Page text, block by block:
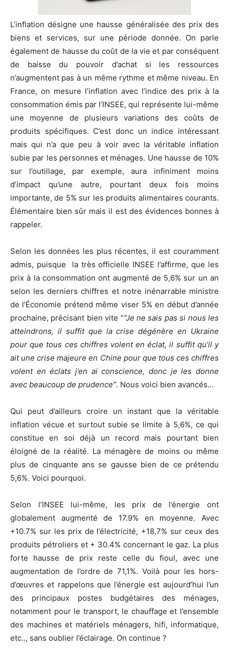
L’inflation désigne une hausse généralisée des prix des
biens et services, sur une période donnée. On parle
également de hausse du coût de la vie et par conséquent
de baisse du pouvoir d’achat si les ressources
n’augmentent pas à un même rythme et même niveau. En
France, on mesure l’inflation avec l’indice des prix à la
consommation émis par l’INSEE, qui représente lui-même
une moyenne de plusieurs variations des coûts de
produits spécifiques. C’est donc un indice intéressant
mais qui n’a que peu à voir avec la véritable inflation
subie par les personnes et ménages. Une hausse de 10%
sur l’outillage, par exemple, aura infiniment moins
d’impact qu’une autre, pourtant deux fois moins
importante, de 5% sur les produits alimentaires courants.
Élémentaire bien sûr mais il est des évidences bonnes à
rappeler.
Selon les données les plus récentes, il est couramment
admis, puisque la très officielle INSEE l’affirme, que les
prix à la consommation ont augmenté de 5,6% sur un an
selon les derniers chiffres et notre inénarrable ministre
de l’Économie prétend même viser 5% en début d’année
prochaine, précisant bien vite ““Je ne sais pas si nous les
atteindrons, il suffit que la crise dégénère en Ukraine
pour que tous ces chiffres volent en éclat, il suffit qu’il y
ait une crise majeure en Chine pour que tous ces chiffres
volent en éclats j’en ai conscience, donc je les donne
avec beaucoup de prudence”. Nous voici bien avancés…
Qui peut d’ailleurs croire un instant que la véritable
inflation vécue et surtout subie se limite à 5,6%, ce qui
constitue en soi déjà un record mais pourtant bien
éloigné de la réalité. La ménagère de moins ou même
plus de cinquante ans se gausse bien de ce prétendu
5,6%. Voici pourquoi.
Selon l’INSEE lui-même, les prix de l’énergie ont
globalement augmenté de 17.9% en moyenne. Avec
+10.7% sur les prix de l’électricité, +18.7% sur ceux des
produits pétroliers et + 30.4% concernant le gaz. La plus
forte hausse de prix reste celle du fioul, avec une
augmentation de l’ordre de 71,1%. Voilà pour les hors-
d’œuvres et rappelons que l’énergie est aujourd’hui l’un
des principaux postes budgétaires des ménages,
notamment pour le transport, le chauffage et l’ensemble
des machines et matériels ménagers, hifi, informatique,
etc.., sans oublier l’éclairage. On continue ?